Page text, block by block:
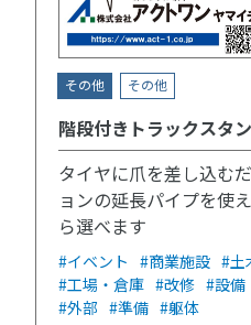
その他 その他
階段付きトラックスタ
タイヤに爪を差し込む
ョンの延長パイプを使
ら選べます
#イベント #商業施設 #土
#工場・倉庫 #改修 #設備
#外部 #準備 #躯体